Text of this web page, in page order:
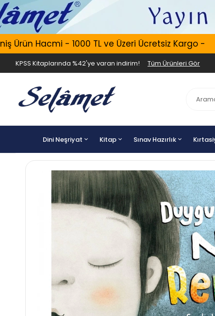
Hacmi - 1000 TL ve Üzeri Ücretsiz Kargo -
KPSS Kitaplarında %42'ye varan indirim! Tüm Ürünleri Gör
Dini Neşriyat Kitap Sınav Hazırlık